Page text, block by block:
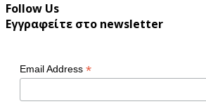
Follow Us
Εγγραφείτε στο newsletter
Email Address *